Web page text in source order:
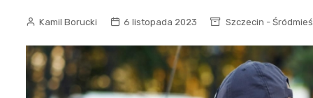
Kamil Borucki 6 listopada 2023 Szczecin -